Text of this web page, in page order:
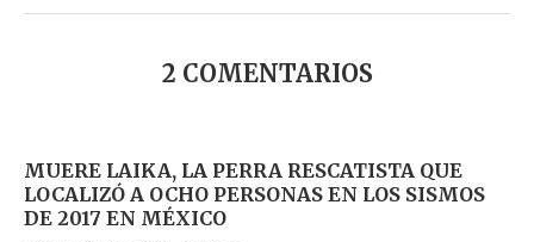
2 COMENTARIOS
MUERE LAIKA, LA PERRA RESCATISTA QUE
LOCALIZÓ A OCHO PERSONAS EN LOS SISMOS
DE 2017 EN MÉXICO